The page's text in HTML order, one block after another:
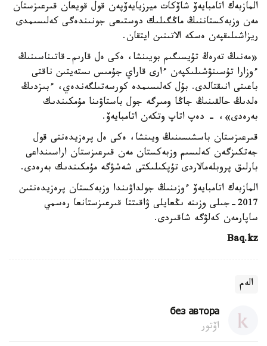
المازبەك اتامبايەۆ شاۆكات ميرزيايەۆپەن قول قويعان قىرعىزستان
مەن وزبەكستاننىڭ ماڭگىلىك دوستىعى جونىندەگى كەلىسىمدى
ريزاشىلىقپەن ەسكە الاتىنىن ايتقان.
«مەنىڭ تەرەڭ تۇيسىگىم بويىنشا، ەكى ەل قارىم-قاتىناسىنىڭ
ءوزارا تۇسىنۋشىلىكپەن ءارى قاراي جۇمىس ىستەيتىن ناقتى
باعىتى انىقتالدى. بۇل كەلىسىمدە كورسەتىلگەندەي، ءبىزدىڭ
ەلدىڭ حالقىنىڭ جاڭا ومىرگە جول باستاۋىنا مۇمكىندىك
بەرەدى»، - دەپ اتاپ وتكەن اتامبايەۆ.
قىرعىزستان باسشىسىنىڭ ويىنشا، ەكى ەل پرەزيدەنتى قول
جەتكىزگەن كەلىسىم وزبەكستان مەن قىرعىزستان اراسىنداعى
بارلىق پروبلەمالاردى تۇپكىلىكتى شەشۋگە مۇمكىندىك بەرەدى.
المازبەك اتامبايەۆ ءوزىنىڭ جولداۋىندا وزبەكستان پرەزيدەنتىن
2017-جىلى وزىنە ىڭعايلى ۋاقىتتا قىرعىزستانعا رەسمي
ساپارمەن كەلۋگە شاقىردى.
Baq.kz
الەم
без автора
اۆتور